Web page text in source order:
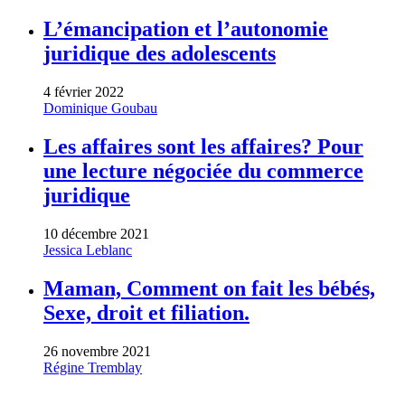
L’émancipation et l’autonomie
juridique des adolescents
4 février 2022
Dominique Goubau
Les affaires sont les affaires? Pour
une lecture négociée du commerce
juridique
10 décembre 2021
Jessica Leblanc
Maman, Comment on fait les bébés,
Sexe, droit et filiation.
26 novembre 2021
Régine Tremblay